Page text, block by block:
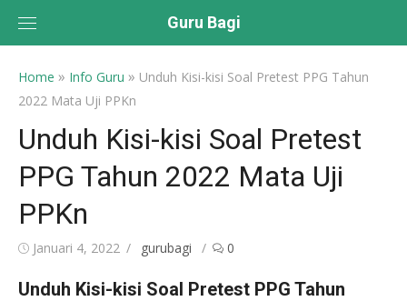
Guru Bagi
Home » Info Guru » Unduh Kisi-kisi Soal Pretest PPG Tahun
2022 Mata Uji PPKn
Unduh Kisi-kisi Soal Pretest
PPG Tahun 2022 Mata Uji
PPKn
Posted
Januari 4, 2022 Author
gurubagi 0
Unduh Kisi-kisi Soal Pretest PPG Tahun